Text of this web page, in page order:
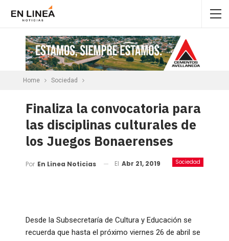
Home Sociedad
Finaliza la convocatoria para
las disciplinas culturales de
los Juegos Bonaerenses
Sociedad
Por En Linea Noticias El Abr 21, 2019
Desde la Subsecretaría de Cultura y Educación se
recuerda que hasta el próximo viernes 26 de abril se